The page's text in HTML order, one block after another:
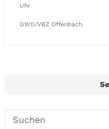
Uhr
DWD/VBZ Offenbach